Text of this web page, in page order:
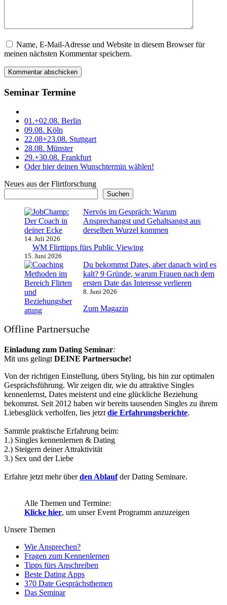
Dieses
bitte
leer
lassen
Name, E-Mail-Adresse und Website in diesem Browser für
meinen nächsten Kommentar speichern.
Seminar Termine
01.+02.08. Berlin
09.08. Köln
22.08+23.08. Stuttgart
28.08. Münster
29.+30.08. Frankfurt
Oder hier deinen Wunschtermin wählen!
Neues aus der Flirtforschung
Suchen
Nervös im Gespräch: Warum
Ansprechangst und Gehaltsangst aus
derselben Wurzel kommen
14. Juli 2026
WM Flirttipps fürs Public Viewing
15. Juni 2026
Du bekommst Dates, aber danach wird es
kalt? 9 Gründe, warum Frauen nach dem
ersten Date das Interesse verlieren
8. Juni 2026
Zum Magazin
Offline Partnersuche
Einladung zum Dating Seminar:
Mit uns gelingt DEINE Partnersuche!
Von der richtigen Einstellung, übers Styling, bis hin zur optimalen
Gesprächsführung. Wir zeigen dir, wie du attraktive Singles
kennenlernst, Dates meisterst und eine glückliche Beziehung
bekommst. Seit 2012 haben wir bereits tausenden Singles zu ihrem
Liebesglück verholfen, lies jetzt die Erfahrungsberichte.
Sammle praktische Erfahrung beim:
1.) Singles kennenlernen & Dating
2.) Steigern deiner Attraktivität
3.) Sex und der Liebe
Erfahre jetzt mehr überden Ablaufder Dating Seminare.
Alle Themen und Termine:
Klicke hier, um unser Event Programm anzuzeigen
Unsere Themen
Wie Ansprechen?
Fragen zum Kennenlernen
Tipps fürs Anschreiben
Beste Dating Apps
370 Date Gesprächsthemen
Das Seminar